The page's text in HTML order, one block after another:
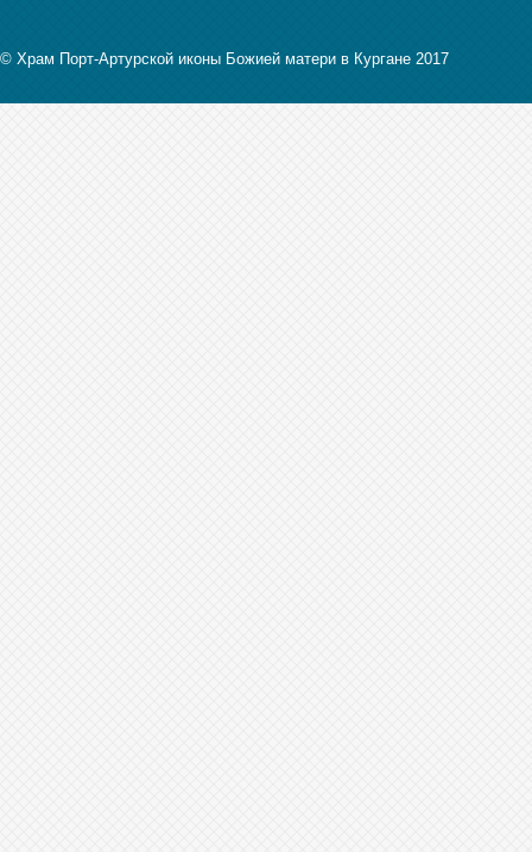
© Храм Порт-Артурской иконы Божией матери в Кургане 2017